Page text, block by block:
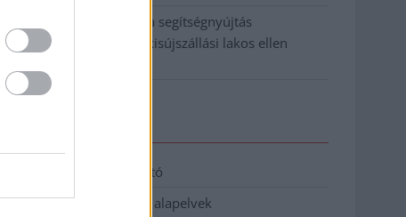
Tragédiába torkollott a segítségnyújtás
elmulasztása, három kisújszállási lakos ellen
Adatkezelési tájékoztató
Etikai és függetlenségi alapelvek